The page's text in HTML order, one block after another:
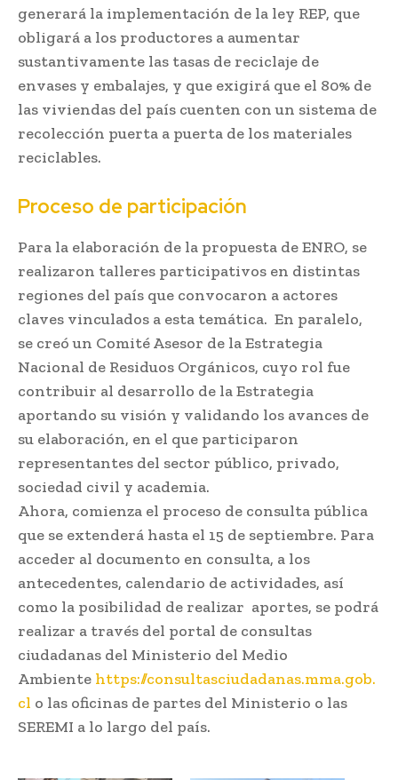
generará la implementación de la ley REP, que
obligará a los productores a aumentar
sustantivamente las tasas de reciclaje de
envases y embalajes, y que exigirá que el 80% de
las viviendas del país cuenten con un sistema de
recolección puerta a puerta de los materiales
reciclables.
Proceso de participación
Para la elaboración de la propuesta de ENRO, se
realizaron talleres participativos en distintas
regiones del país que convocaron a actores
claves vinculados a esta temática. En paralelo,
se creó un Comité Asesor de la Estrategia
Nacional de Residuos Orgánicos, cuyo rol fue
contribuir al desarrollo de la Estrategia
aportando su visión y validando los avances de
su elaboración, en el que participaron
representantes del sector público, privado,
sociedad civil y academia.
Ahora, comienza el proceso de consulta pública
que se extenderá hasta el 15 de septiembre. Para
acceder al documento en consulta, a los
antecedentes, calendario de actividades, así
como la posibilidad de realizar aportes, se podrá
realizar a través del portal de consultas
ciudadanas del Ministerio del Medio
Ambiente https://consultasciudadanas.mma.gob.
cl o las oficinas de partes del Ministerio o las
SEREMI a lo largo del país.